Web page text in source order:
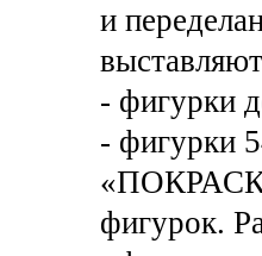
и
- фигурки
- фигурки
фигурок.